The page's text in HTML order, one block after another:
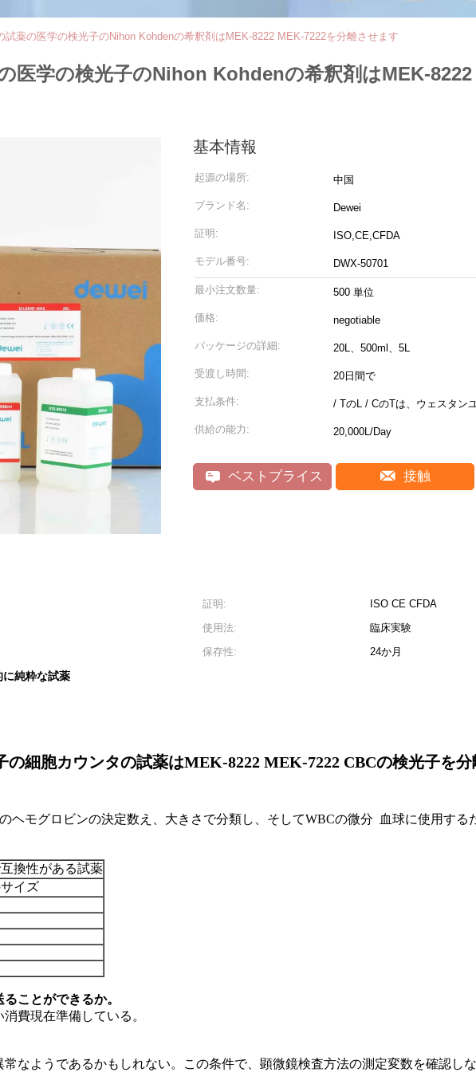
薬の医学の検光子のNihon Kohdenの希釈剤はMEK-8222 MEK-7222を分離させます
医学の検光子のNihon Kohdenの希釈剤はMEK-
基本情報
起源の場所: 中国
ブランド名: Dewei
証明: ISO,CE,CFDA
モデル番号: DWX-50701
最小注文数量: 500 単位
価格: negotiable
パッケージの詳細: 20L、500ml、5L
受渡し時間: 20日間で
支払条件: / TのL / CのTは、ウェスタン
供給の能力: 20,000L/Day
ベストプライス 接触
証明:
ISO CE CFDA
使用法:
臨床実験
保存性:
24か月
に純粋な試薬
細胞カウンタの試薬はMEK-8222 MEK-7222 CBCの検光子を分
換性がある試薬
イズ
ことができるか。
費現在準備している。
なようであるかもしれない。この条件で、顕微鏡検査方法の測定変数を確認し